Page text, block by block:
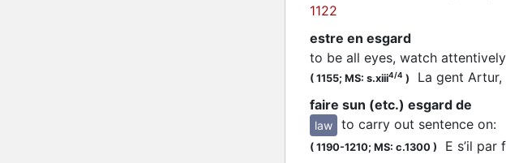
1122
estre en esgard
to be all eyes, watch attentively
( 1155; MS: s.xiii4/4 ) La gent
faire sun (etc.) esgard de
law to carry out sentence on:
( 1190-1210; MS: c.1300 ) E s’il